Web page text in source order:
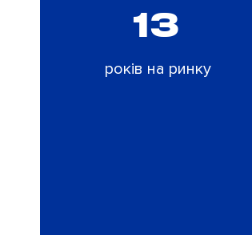
років на ринку
13